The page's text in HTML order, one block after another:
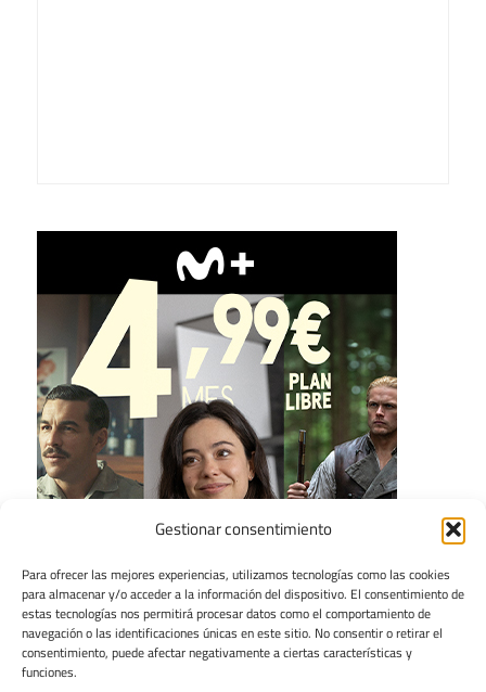
Gestionar consentimiento
Para ofrecer las mejores experiencias, utilizamos tecnologías como las cookies
para almacenar y/o acceder a la información del dispositivo. El consentimiento de
estas tecnologías nos permitirá procesar datos como el comportamiento de
navegación o las identificaciones únicas en este sitio. No consentir o retirar el
consentimiento, puede afectar negativamente a ciertas características y
funciones.